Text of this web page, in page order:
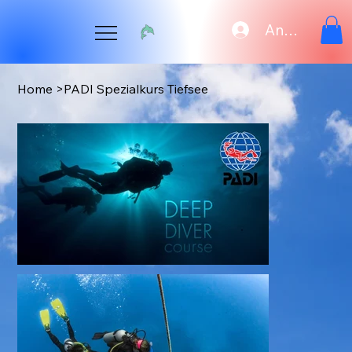
Anmelden
Home >PADI Spezialkurs Tiefsee